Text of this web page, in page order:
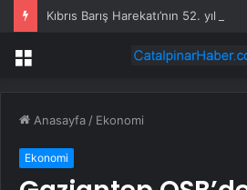
Menü
Anasayfa / Ekonomi
Ekonomi